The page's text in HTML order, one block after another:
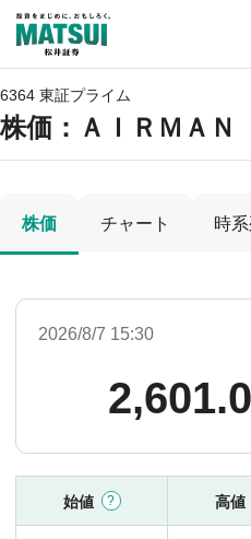
6364 東証プライム
株価 ：ＡＩＲＭＡＮ
株価 チャート 時
2026/8/7 15:30
2,601.0
始値 高値